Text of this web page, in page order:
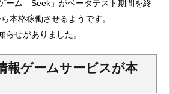
ーム「Seek」がベータテスト期間を終
本格稼働させるようです。
らせがありました。
報ゲームサービスが本